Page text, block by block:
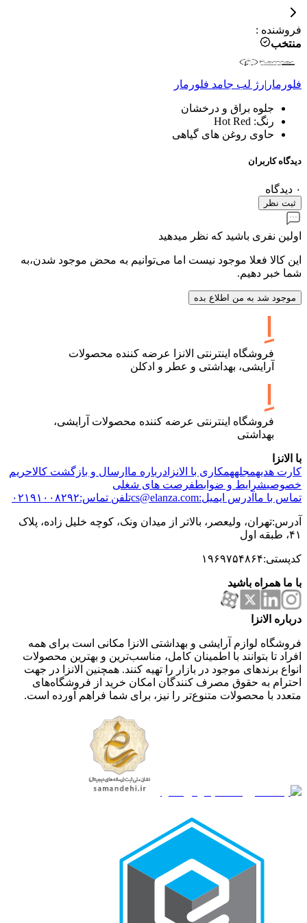
فروشنده :
منتخب
فلورمار |رژ لب جامد فلورمار
جلوه براق و درخشان
رنگ: Hot Red
حاوی روغن های گیاهی
دیدگاه کاربران
۰ دیدگاه
ثبت نظر
اولین نفری باشید که نظر میدهید
این کالا فعلا موجود نیست اما می‌توانیم به محض موجود شدن،به
شما خبر دهیم.
موجود شد به من اطلاع بده
فروشگاه اینترنتی الانزا عرضه کننده محصولات
آرایشی، بهداشتی و عطر و ادکلن
فروشگاه اینترنتی عرضه کننده محصولات آرایشی،
بهداشتی
با الانزا
کارت هدیهمجلههمکاری با الانزا درباره ما ارسال و بازگشت کالاحریم
خصوصیشرایط و ضوابطفرصت های شغلی
تماس با ما آدرس ایمیل:cs@elanza.com تلفن تماس:۰۲۱۹۱۰۰۸۲۹۲
آدرس:تهران، ولیعصر، بالاتر از میدان ونک، کوچه خلیل زاده، پلاک
۴۱، طبقه اول
کدپستی:۱۹۶۹۷۵۴۸۶۴
با ما همراه باشید
درباره الانزا
فروشگاه لوازم آرایشی و بهداشتی الانزا مکانی است برای همه
افراد تا بتوانند با اطمینان کامل، مناسب‌ترین و بهترین محصولات
انواع برندهای موجود در بازار را تهیه کنند. همچنین الانزا در جهت
احترام به حقوق مصرف کنندگان امکان خرید از فروشگاه‌های
متعدد با محصولات متنوع‌تر را نیز، برای شما فراهم آورده است.